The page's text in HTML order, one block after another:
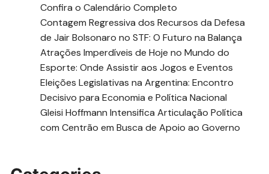
Confira o Calendário Completo
Contagem Regressiva dos Recursos da Defesa
de Jair Bolsonaro no STF: O Futuro na Balança
Atrações Imperdíveis de Hoje no Mundo do
Esporte: Onde Assistir aos Jogos e Eventos
Eleições Legislativas na Argentina: Encontro
Decisivo para Economia e Política Nacional
Gleisi Hoffmann Intensifica Articulação Política
com Centrão em Busca de Apoio ao Governo